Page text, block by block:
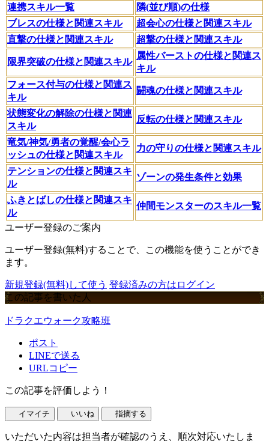
連携スキル一覧
隣(並び順)の仕様
ブレスの仕様と関連スキル
超会心の仕様と関連スキル
直撃の仕様と関連スキル
超撃の仕様と関連スキル
限界突破の仕様と関連スキル
属性バーストの仕様と関連ス
キル
フォース付与の仕様と関連ス
キル
闘魂の仕様と関連スキル
状態変化の解除の仕様と関連
スキル
反転の仕様と関連スキル
竜気/神気/勇者の覚醒/会心ラ
ッシュの仕様と関連スキル
力の守りの仕様と関連スキル
テンションの仕様と関連スキ
ル
ゾーンの発生条件と効果
ふきとばしの仕様と関連スキ
ル
仲間モンスターのスキル一覧
ユーザー登録のご案内
ユーザー登録(無料)することで、この機能を使うことができ
ます。
新規登録(無料)して使う 登録済みの方はログイン
この記事を書いた人
ドラクエウォーク攻略班
ポスト
LINEで送る
URLコピー
この記事を評価しよう！
イマイチ いいね 指摘する
いただいた内容は担当者が確認のうえ、順次対応いたしま